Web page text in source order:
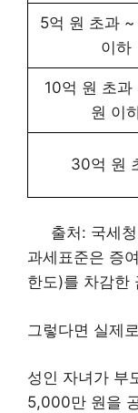
5억 원 초과 ~
이하
10억 원 초
원 이
30억 원
출처: 국세
과세표준은 증
한도)를 차감한
그렇다면 실제
성인 자녀가 부
5,000만 원을